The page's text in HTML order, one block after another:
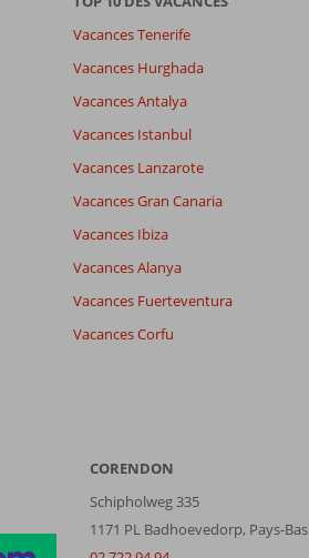
Vacances Tenerife
Vacances Hurghada
Vacances Antalya
Vacances Istanbul
Vacances Lanzarote
Vacances Gran Canaria
Vacances Ibiza
Vacances Alanya
Vacances Fuerteventura
Vacances Corfu
CORENDON
Schipholweg 335
1171 PL Badhoevedorp, Pays-Bas